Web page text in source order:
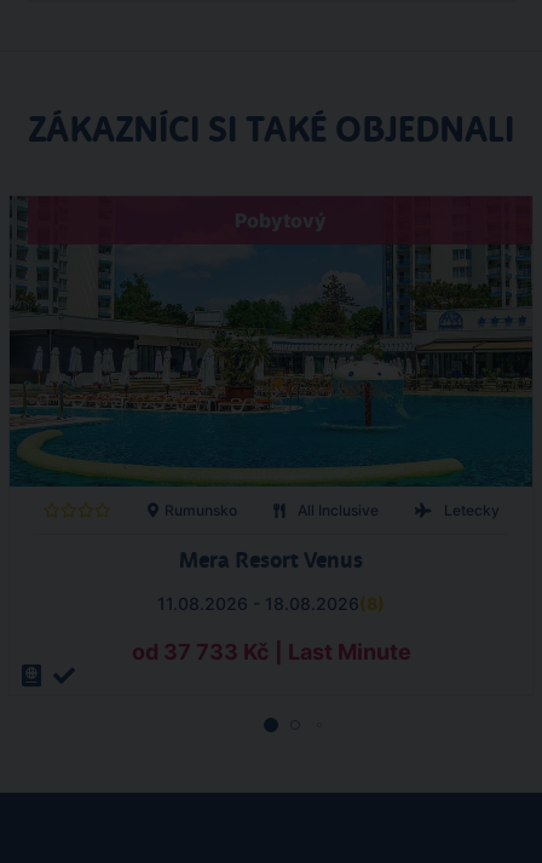
ZÁKAZNÍCI SI TAKÉ OBJEDNALI
Pobytový
Rumunsko All Inclusive Letecky
Mera Resort Venus
11.08.2026 - 18.08.2026(8)
od 37 733 Kč | Last Minute